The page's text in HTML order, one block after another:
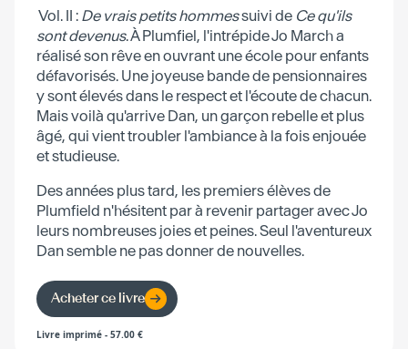
Vol. II : De vrais petits hommessuivi de Ce qu'ils
sont devenus. À Plumfiel, l'intrépide Jo March a
réalisé son rêve en ouvrant une école pour enfants
défavorisés. Une joyeuse bande de pensionnaires
y sont élevés dans le respect et l'écoute de chacun.
Mais voilà qu'arrive Dan, un garçon rebelle et plus
âgé, qui vient troubler l'ambiance à la fois enjouée
et studieuse.
Des années plus tard, les premiers élèves de
Plumfield n'hésitent par à revenir partager avec Jo
leurs nombreuses joies et peines. Seul l'aventureux
Dan semble ne pas donner de nouvelles.
Acheter ce livre
Livre imprimé - 57.00 €